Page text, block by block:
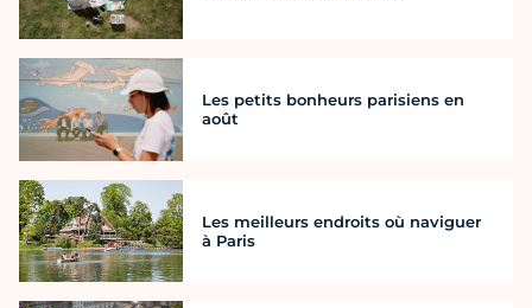
Les petits bonheurs parisiens en
août
Les meilleurs endroits où naviguer
à Paris